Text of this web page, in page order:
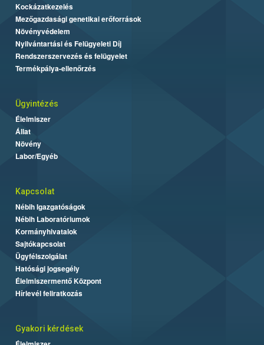
Kockázatkezelés
Mezőgazdasági genetikai erőforrások
Növényvédelem
Nyilvántartási és Felügyeleti Díj
Rendszerszervezés és felügyelet
Termékpálya-ellenőrzés
Ügyintézés
Élelmiszer
Állat
Növény
Labor/Egyéb
Kapcsolat
Nébih Igazgatóságok
Nébih Laboratóriumok
Kormányhivatalok
Sajtókapcsolat
Ügyfélszolgálat
Hatósági jogsegély
Élelmiszermentő Központ
Hírlevél feliratkozás
Gyakori kérdések